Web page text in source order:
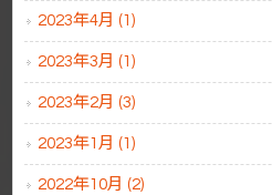
2023年4月 (1)
2023年3月 (1)
2023年2月 (3)
2023年1月 (1)
2022年10月 (2)